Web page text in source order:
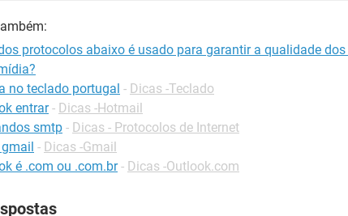
protocolos abaixo é usado para garantir a qualidade
no teclado portugal - Dicas -Teclado
entrar - Dicas -Hotmail
smtp - Dicas - Protocolos de Internet
- Dicas -Gmail
é .com ou .com.br - Dicas -Outlook.com